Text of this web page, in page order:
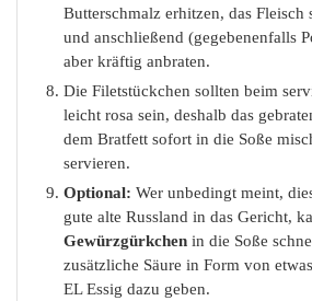
Butterschmalz erhitzen, das Fleisch
und anschließend (gegebenenfalls
aber kräftig anbraten.
Die Filetstückchen sollten beim
leicht rosa sein, deshalb das
dem Bratfett sofort in die Soße
servieren.
Optional: Wer unbedingt meint,
gute alte Russland in das Gericht,
Gewürzgürkchen in die Soße
zusätzliche Säure in Form von
EL Essig dazu geben.